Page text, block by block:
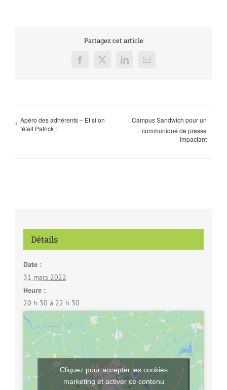
Partagez cet article
Facebook
X LinkedInEmail
Apéro des adhérents – Et si on
fêtait Patrick !
Campus Sandwich pour un
communiqué de presse
impactant
Détails
Date :
31 mars 2022
Heure :
20 h 30 à 22 h 30
Cliquez pour accepter les cookies
marketing et activer ce contenu